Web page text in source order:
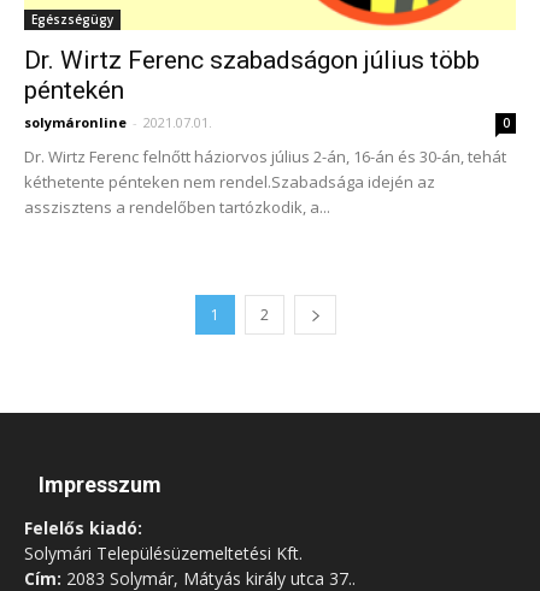
Egészségügy
Dr. Wirtz Ferenc szabadságon július több
péntekén
solymáronline - 2021.07.01. 0
Dr. Wirtz Ferenc felnőtt háziorvos július 2-án, 16-án és 30-án, tehát
kéthetente pénteken nem rendel.Szabadsága idején az
asszisztens a rendelőben tartózkodik, a...
1 2
Impresszum
Felelős kiadó:
Solymári Településüzemeltetési Kft.
Cím: 2083 Solymár, Mátyás király utca 37..